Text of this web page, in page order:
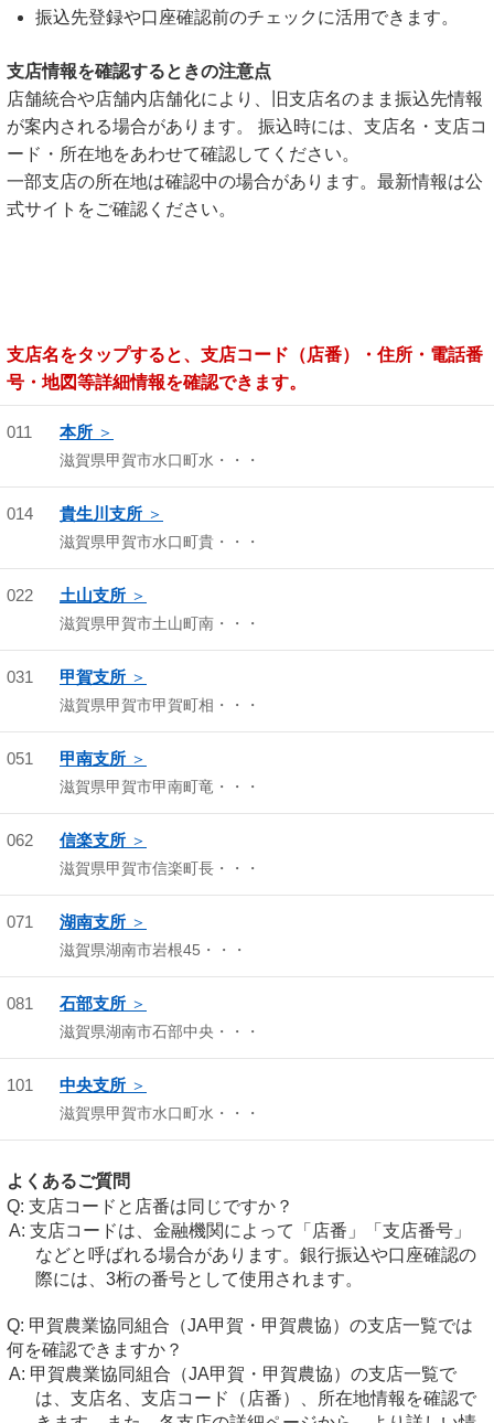
振込先登録や口座確認前のチェックに活用できます。
支店情報を確認するときの注意点
店舗統合や店舗内店舗化により、旧支店名のまま振込先情報
が案内される場合があります。 振込時には、支店名・支店コ
ード・所在地をあわせて確認してください。
一部支店の所在地は確認中の場合があります。最新情報は公
式サイトをご確認ください。
支店名をタップすると、支店コード（店番）・住所・電話番
号・地図等詳細情報を確認できます。
011 本所
滋賀県甲賀市水口町水・・・
014 貴生川支所
滋賀県甲賀市水口町貴・・・
022 土山支所
滋賀県甲賀市土山町南・・・
031 甲賀支所
滋賀県甲賀市甲賀町相・・・
051 甲南支所
滋賀県甲賀市甲南町竜・・・
062 信楽支所
滋賀県甲賀市信楽町長・・・
071 湖南支所
滋賀県湖南市岩根45・・・
081 石部支所
滋賀県湖南市石部中央・・・
101 中央支所
滋賀県甲賀市水口町水・・・
よくあるご質問
支店コードと店番は同じですか？
支店コードは、金融機関によって「店番」「支店番号」
などと呼ばれる場合があります。銀行振込や口座確認の
際には、3桁の番号として使用されます。
甲賀農業協同組合（JA甲賀・甲賀農協）の支店一覧では
何を確認できますか？
甲賀農業協同組合（JA甲賀・甲賀農協）の支店一覧で
は、支店名、支店コード（店番）、所在地情報を確認で